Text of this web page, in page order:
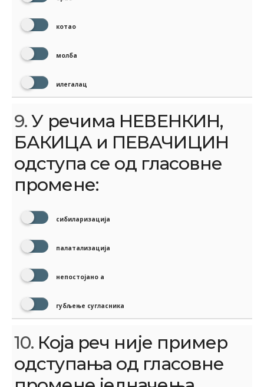
котао
молба
илегалац
9.У речима НЕВЕНКИН,
БАКИЦА и ПЕВАЧИЦИН
одступа се од гласовне
промене:
сибиларизација
палатализација
непостојано а
губљење сугласника
10. Која реч није пример
одступања од гласовне